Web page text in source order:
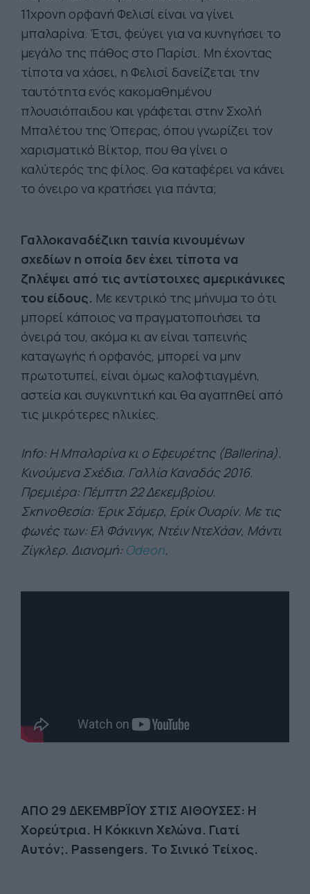
11χρονη ορφανή Φελισί είναι να γίνει
μπαλαρίνα. Έτσι, φεύγει για να κυνηγήσει το
μεγάλο της πάθος στο Παρίσι. Μη έχοντας
τίποτα να χάσει, η Φελισί δανείζεται την
ταυτότητα ενός κακομαθημένου
πλουσιόπαιδου και γράφεται στην Σχολή
Μπαλέτου της Όπερας, όπου γνωρίζει τον
χαρισματικό Βίκτορ, που θα γίνει ο
καλύτερός της φίλος. Θα καταφέρει να κάνει
το όνειρο να κρατήσει για πάντα;
Γαλλοκαναδέζικη ταινία κινουμένων
σχεδίων η οποία δεν έχει τίποτα να
ζηλέψει από τις αντίστοιχες αμερικάνικες
του είδους. Με κεντρικό της μήνυμα το ότι
μπορεί κάποιος να πραγματοποιήσει τα
όνειρά του, ακόμα κι αν είναι ταπεινής
καταγωγής ή ορφανός, μπορεί να μην
πρωτοτυπεί, είναι όμως καλοφτιαγμένη,
αστεία και συγκινητική και θα αγαπηθεί από
τις μικρότερες ηλικίες.
Info: Η Μπαλαρίνα κι ο Εφευρέτης (Ballerina).
Κινούμενα Σχέδια. Γαλλία Καναδάς 2016.
Πρεμιέρα: Πέμπτη 22 Δεκεμβρίου.
Σκηνοθεσία: Έρικ Σάμερ, Ερίκ Ουαρίν. Με τις
φωνές των: Ελ Φάνινγκ, Ντέιν ΝτεΧάαν, Μάντι
Ζίγκλερ. Διανομή: Odeon.
ΑΠΟ 29 ΔΕΚΕΜΒΡΪΟΥ ΣΤΙΣ ΑΙΘΟΥΣΕΣ: Η
Χορεύτρια. Η Κόκκινη Χελώνα. Γιατί
Αυτόν;. Passengers. Το Σινικό Τείχος.